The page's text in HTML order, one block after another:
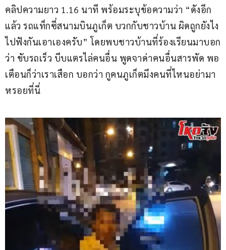
คลิปความยาว 1.16 นาที พร้อมระบุข้อความว่า “ดังอีก
แล้ว รถแท็กซี่สนามบินภูเก็ต บวกกับชาวบ้าน ผิดถูกยังไง
ไปฟังกันเอาเองครับ” โดยพบชาวบ้านที่ร้องเรียนมาบอก
ว่า ขับรถเร็ว บีบแตรไล่คนอื่น พูดจาด่าคนอื่นสารพัด พอ
เตือนก็ว่าเราเสือก บอกว่า กูคนภูเก็ตมึงคนที่ไหนอย่ามา
หรอยที่นี่